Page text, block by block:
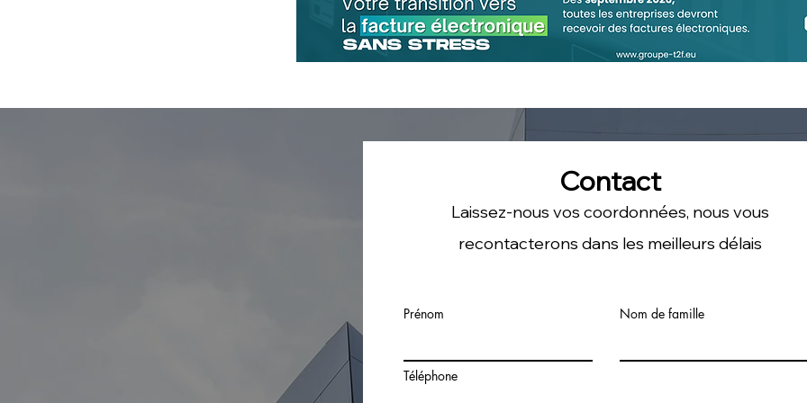
Projet de loi de finances
2024 : les mesures pour
les entreprises
Projet de loi de
financement de la sécurité
sociale pour 2024
Contact
Laissez-nous vos coordonnées, nous vous
recontacterons dans les meilleurs délais
Prénom Nom de famille
Téléphone